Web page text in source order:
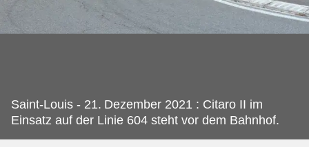
Saint-Louis - 21. Dezember 2021 : Citaro II im
Einsatz auf der Linie 604 steht vor dem Bahnhof.